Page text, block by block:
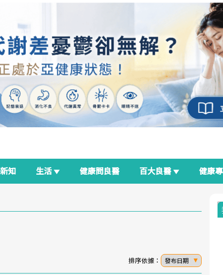
新知 生活 健康問良醫 百大良醫 健康
排序依據： 發布日期
良醫生活祭